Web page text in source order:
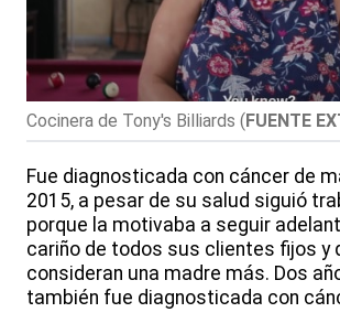
Cocinera de Tony's Billiards (FUENTE
Fue diagnosticada con cáncer de
2015, a pesar de su salud siguió
porque la motivaba a seguir
cariño de todos sus clientes fijos y
consideran una madre más. Dos
también fue diagnosticada con